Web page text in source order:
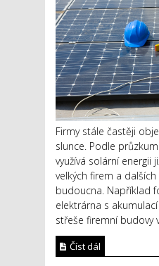
Firmy stále častěji
slunce. Podle
využívá solární energii
velkých firem a
budoucna. Například
elektrárna s
střeše firemní budovy
Číst dál